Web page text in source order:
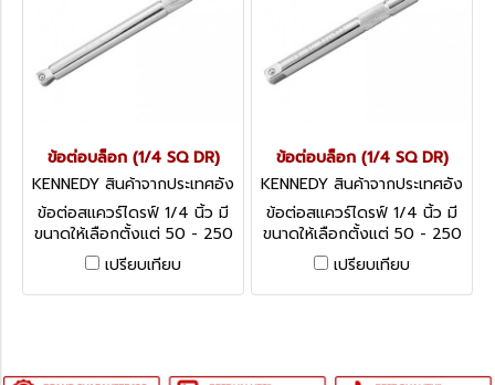
ข้อต่อบล็อก (1/4 SQ DR)
KENNEDY สินค้าจากประเทศอัง
กฤษ-1
ข้อต่อสแควร์ไดรฟ์ 1/4 นิ้ว มี
ขนาดให้เลือกตั้งแต่ 50 - 250
มม. Kennedy Extension
Bars, 1/4" - Wobble
เปรียบเทียบ
ข้อต่อบล็อก (1/4 SQ DR)
KENNEDY สินค้าจากประเทศอัง
กฤษ-1
ข้อต่อสแควร์ไดรฟ์ 1/4 นิ้ว มี
ขนาดให้เลือกตั้งแต่ 50 - 250
มม. Kennedy Extension
Bars, 1/4" - Standard
เปรียบเทียบ